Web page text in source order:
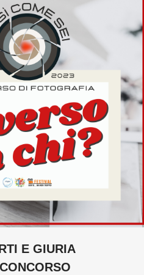
E GIURIA